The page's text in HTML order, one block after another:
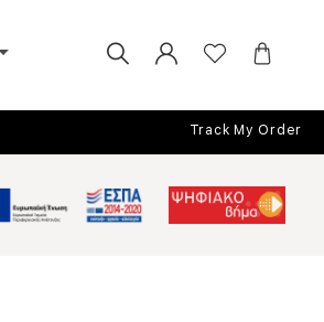
Track My Order